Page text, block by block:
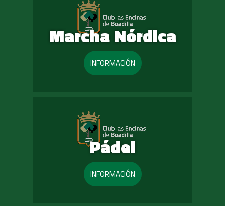
Marcha Nórdica
INFORMACIÓN
Pádel
INFORMACIÓN